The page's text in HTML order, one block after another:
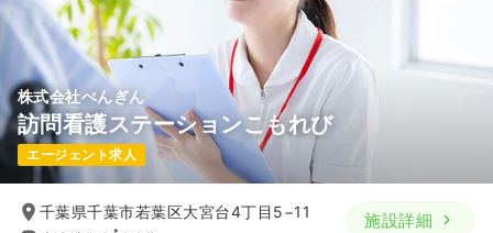
株式会社ぺんぎん
訪問看護ステーションこもれび
エージェント求人
千葉県千葉市若葉区大宮台4丁目5−11
施設詳細